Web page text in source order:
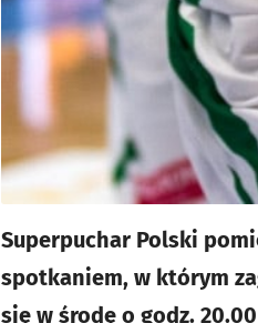
Superpuchar Polski
spotkaniem, w którym
się w środę o godz.